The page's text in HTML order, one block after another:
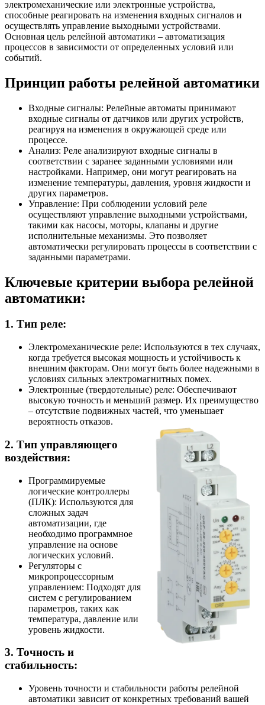
электромеханические или электронные устройства,
способные реагировать на изменения входных сигналов и
осуществлять управление выходными устройствами.
Основная цель релейной автоматики – автоматизация
процессов в зависимости от определенных условий или
событий.
Принцип работы релейной автоматики
Входные сигналы: Релейные автоматы принимают
входные сигналы от датчиков или других устройств,
реагируя на изменения в окружающей среде или
процессе.
Анализ: Реле анализируют входные сигналы в
соответствии с заранее заданными условиями или
настройками. Например, они могут реагировать на
изменение температуры, давления, уровня жидкости и
других параметров.
Управление: При соблюдении условий реле
осуществляют управление выходными устройствами,
такими как насосы, моторы, клапаны и другие
исполнительные механизмы. Это позволяет
автоматически регулировать процессы в соответствии с
заданными параметрами.
Ключевые критерии выбора релейной
автоматики:
1. Тип реле:
Электромеханические реле: Используются в тех случаях,
когда требуется высокая мощность и устойчивость к
внешним факторам. Они могут быть более надежными в
условиях сильных электромагнитных помех.
Электронные (твердотельные) реле: Обеспечивают
высокую точность и меньший размер. Их преимущество
– отсутствие подвижных частей, что уменьшает
вероятность отказов.
2. Тип управляющего
воздействия:
Программируемые
логические контроллеры
(ПЛК): Используются для
сложных задач
автоматизации, где
необходимо программное
управление на основе
логических условий.
Регуляторы с
микропроцессорным
управлением: Подходят для
систем с регулированием
параметров, таких как
температура, давление или
уровень жидкости.
3. Точность и
стабильность:
Уровень точности и стабильности работы релейной
автоматики зависит от конкретных требований вашей